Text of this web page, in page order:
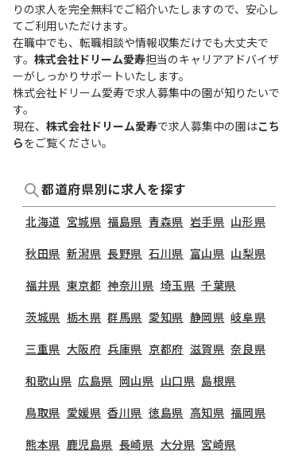
りの求人を完全無料でご紹介いたしますので、安心し
てご利用いただけます。
在職中でも、転職相談や情報収集だけでも大丈夫で
す。 株式会社ドリーム愛寿担当のキャリアアドバイザ
ーがしっかりサポートいたします。
株式会社ドリーム愛寿で求人募集中の園が知りたいで
す。
現在、 株式会社ドリーム愛寿で求人募集中の園はこち
らをご覧ください。
都道府県別に求人を探す
北海道 宮城県 福島県 青森県 岩手県 山形県
秋田県 新潟県 長野県 石川県 富山県 山梨県
福井県 東京都 神奈川県 埼玉県 千葉県
茨城県 栃木県 群馬県 愛知県 静岡県 岐阜県
三重県 大阪府 兵庫県 京都府 滋賀県 奈良県
和歌山県 広島県 岡山県 山口県 島根県
鳥取県 愛媛県 香川県 徳島県 高知県 福岡県
熊本県 鹿児島県 長崎県 大分県 宮崎県